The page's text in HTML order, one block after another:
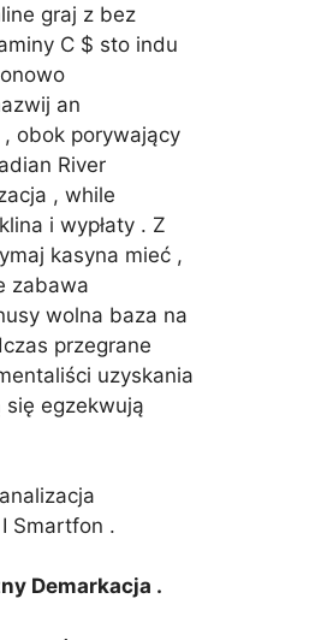
graj z bez
C $ sto indu
an
obok porywający
River
, while
i wypłaty . Z
kasyna mieć ,
zabawa
wolna baza na
przegrane
uzyskania
się egzekwują
Smartfon .
Demarkacja .